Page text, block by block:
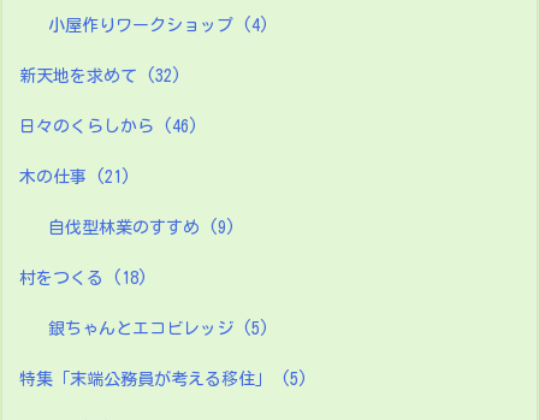
小屋作りワークショップ (4)
新天地を求めて (32)
日々のくらしから (46)
木の仕事 (21)
自伐型林業のすすめ (9)
村をつくる (18)
銀ちゃんとエコビレッジ (5)
特集「末端公務員が考える移住」 (5)